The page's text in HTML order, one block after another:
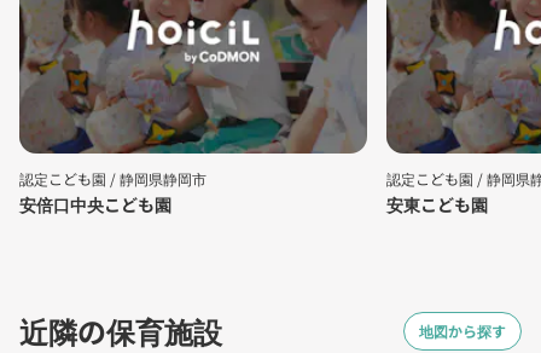
認定こども園 /静岡県静岡市
安倍口中央こども園
認定こども園 /静岡県
安東こども園
近隣の保育施設 地図から探す